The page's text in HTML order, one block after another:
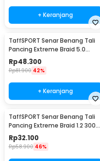
+ Keranjang
TaffSPORT Senar Benang Tali
Pancing Extreme Braid 5.0
500M - FM-PEL
Rp48.300
Rp81.900 42%
+ Keranjang
TaffSPORT Senar Benang Tali
Pancing Extreme Braid 1.2 300M
- FM-PEL
Rp32.100
Rp58.900 46%